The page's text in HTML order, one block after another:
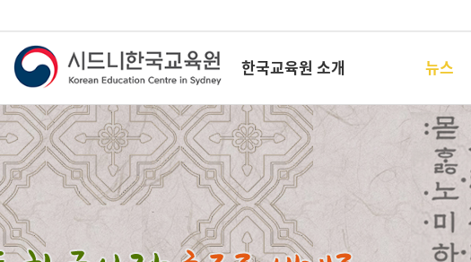
한국교육원 소개 뉴스